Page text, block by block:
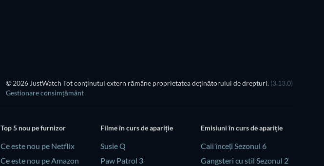
© 2026 JustWatch Tot conținutul extern rămâne proprietatea deținătorului de drepturi. (3.13.0)
Gestionare consimțământ
Top 5 nou pe furnizor
Ce este nou pe Netflix
Ce este nou pe Amazon
Filme în curs de apariție
Susie Q
Paw Patrol 3
Emisiuni în curs de apariție
Caii înceți Sezonul 6
Gangsteri cu stil Sezonul 2